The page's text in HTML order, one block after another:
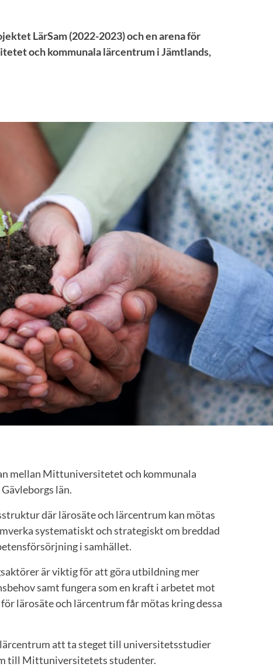
LärSam (2022-2023) och en arena för
och kommunala lärcentrum i Jämtlands,
mellan Mittuniversitetet och kommunala
län.
där lärosäte och lärcentrum kan mötas
systematiskt och strategiskt om breddad
i samhället.
är viktig för att göra utbildning mer
samt fungera som en kraft i arbetet mot
lärosäte och lärcentrum får mötas kring dessa
att ta steget till universitetsstudier
till Mittuniversitetets studenter.